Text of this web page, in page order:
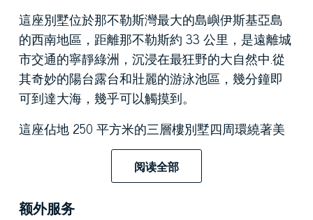
這座別墅位於那不勒斯灣最大的島嶼伊斯基亞島
的西南地區，距離那不勒斯約 33 公里，是遠離城
市交通的寧靜綠洲，沉浸在最狂野的大自然中.從
其奇妙的陽台露台和壯麗的游泳池區，幾分鐘即
可到達大海，幾乎可以觸摸到。
這座佔地 250 平方米的三層樓別墅四周環繞著美
麗的私家花園，色彩繽紛，充滿地中海氣息，以
其獨特的建築風格脫穎而出。起居區的寬敞客房
非常適合招待客人，兩側設有四間臥室和三間浴
室。在每一個角落，美麗的大自然溫暖的懷抱，
阅读全部
额外服务